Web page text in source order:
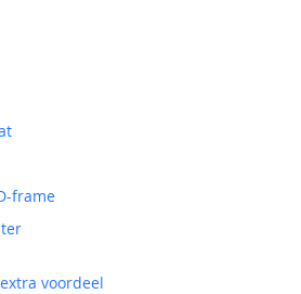
frame
voordeel